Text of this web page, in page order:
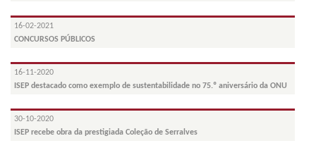
16-02-2021
CONCURSOS PÚBLICOS
16-11-2020
ISEP destacado como exemplo de sustentabilidade no 75.º aniversário da ONU
30-10-2020
ISEP recebe obra da prestigiada Coleção de Serralves